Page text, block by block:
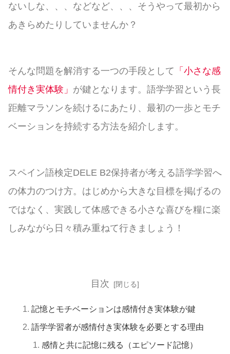
ないしな、、、などなど、、、そうやって最初から
あきらめたりしていませんか？
そんな問題を解消する一つの手段として 「小さな感
情付き実体験」 が鍵となります。語学学習という長
距離マラソンを続けるにあたり、最初の一歩とモチ
ベーションを持続する方法を紹介します。
スペイン語検定DELE B2保持者が考える語学学習へ
の体力のつけ方。はじめから大きな目標を掲げるの
ではなく、実践して体感できる小さな喜びを糧に楽
しみながら日々積み重ねて行きましょう！
目次
記憶とモチベーションは感情付き実体験が鍵
語学学習者が感情付き実体験を必要とする理由
感情と共に記憶に残る（エピソード記憶）